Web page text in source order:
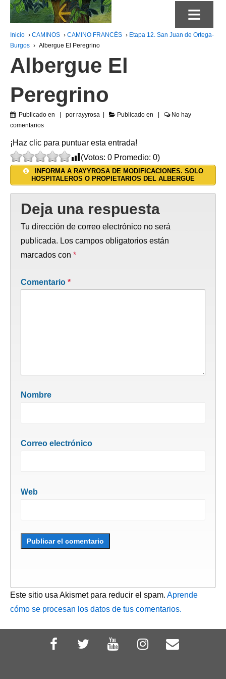
≡
Inicio › CAMINOS › CAMINO FRANCÉS › Etapa 12. San Juan de Ortega-
Burgos › Albergue El Peregrino
Albergue El
Peregrino
Publicado en por rayyrosa Publicado en
No hay
comentarios
¡Haz clic para puntuar esta entrada!
(Votos: 0 Promedio: 0)
INFORMA A RAYYROSA DE MODIFICACIONES. SOLO
HOSPITALEROS O PROPIETARIOS DEL ALBERGUE
Deja una respuesta
Tu dirección de correo electrónico no será
publicada. Los campos obligatorios están
marcados con *
Comentario *
Nombre
Correo electrónico
Web
Este sitio usa Akismet para reducir el spam. Aprende
cómo se procesan los datos de tus comentarios.